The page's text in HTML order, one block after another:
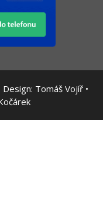
Tomáš Vojíř •